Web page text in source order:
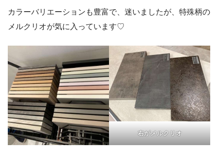
カラーバリエーションも豊富で、迷いましたが、特殊柄の
メルクリオが気に入っています♡
右がメルクリオ